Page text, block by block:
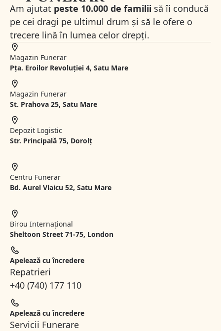
Am ajutat peste 10.000 de familii să îi conducă
pe cei dragi pe ultimul drum și să le ofere o
trecere lină în lumea celor drepți.
Magazin Funerar
Pța. Eroilor Revoluției 4, Satu Mare
Magazin Funerar
St. Prahova 25, Satu Mare
Depozit Logistic
Str. Principală 75, Dorolț
Centru Funerar
Bd. Aurel Vlaicu 52, Satu Mare
Birou Internațional
Sheltoon Street 71-75, London
Apelează cu încredere
Repatrieri
+40 (740) 177 110
Apelează cu încredere
Servicii Funerare